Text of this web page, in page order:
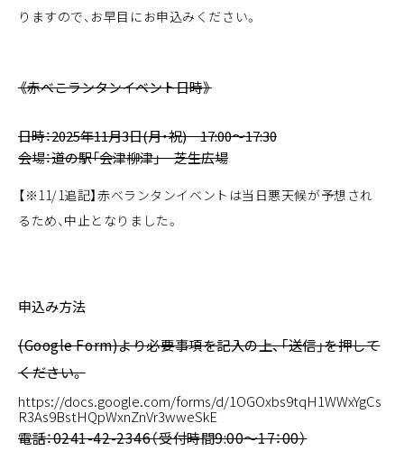
りますので、お早目にお申込みください。
《赤べこランタンイベント日時》
日時：2025年11月3日(月・祝) 17:00～17:30
会場：道の駅「会津柳津」 芝生広場
【※11/1追記】赤べランタンイベントは当日悪天候が予想され
るため、中止となりました。
申込み方法
(Google Form)より必要事項を記入の上、「送信」を押して
ください。
https://docs.google.com/forms/d/1OGOxbs9tqH1WWxYgCs
R3As9BstHQpWxnZnVr3wweSkE
電話：0241-42-2346（受付時間9:00～17：00）